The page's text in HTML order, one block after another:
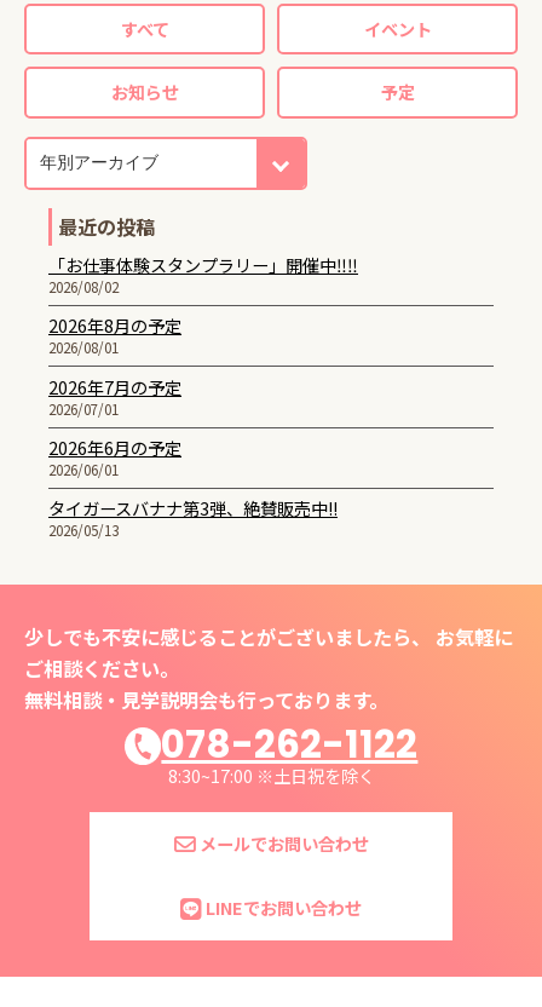
すべて イベント
お知らせ 予定
最近の投稿
「お仕事体験スタンプラリー」開催中‼‼
2026/08/02
2026年8月の予定
2026/08/01
2026年7月の予定
2026/07/01
2026年6月の予定
2026/06/01
タイガースバナナ第3弾、絶賛販売中!!
2026/05/13
少しでも不安に感じることがございましたら、 お気軽に
ご相談ください。
無料相談・見学説明会も行っております。
078-262-1122
8:30~17:00 ※土日祝を除く
メールでお問い合わせ
LINEでお問い合わせ